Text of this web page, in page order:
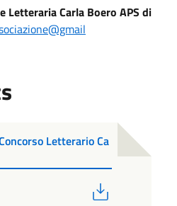
Letteraria Carla Boero APS di
Letterario Ca